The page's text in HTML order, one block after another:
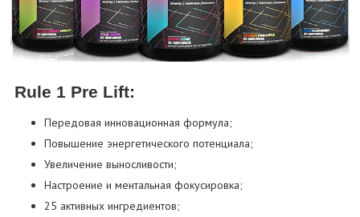
Rule 1 Pre Lift:
Передовая инновационная формула;
Повышение энергетического потенциала;
Увеличение выносливости;
Настроение и ментальная фокусировка;
25 активных ингредиентов;